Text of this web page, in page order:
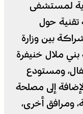
لمستشفى
تقنية حول
بين وزارة
ملال خنيفرة
ومستودع
إلى مصلحة
ومرافق أخرى،